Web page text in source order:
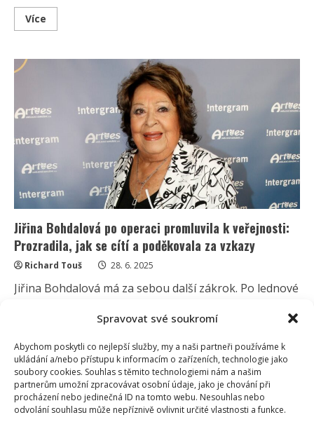
Spravovat své soukromí
Abychom poskytli co nejlepší služby, my a naši partneři používáme k
ukládání a/nebo přístupu k informacím o zařízeních, technologie jako
soubory cookies. Souhlas s těmito technologiemi nám a našim
partnerům umožní zpracovávat osobní údaje, jako je chování při
procházení nebo jedinečná ID na tomto webu. Nesouhlas nebo
odvolání souhlasu může nepříznivě ovlivnit určité vlastnosti a funkce.
Více
more
Zeman
kytici“.
Z
odpovědi
se
až
červenal
Jiřina Bohdalová po operaci promluvila k veřejnosti:
Prozradila, jak se cítí a poděkovala za vzkazy
Richard Touš 28. 6. 2025
Jiřina Bohdalová má za sebou další zákrok. Po lednové
more
about
Jiřina
Bohdalová
po
operaci
promluvila
k